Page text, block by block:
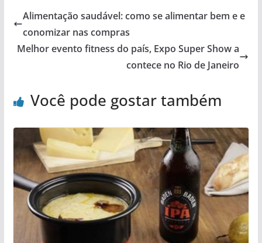
Alimentação saudável: como se alimentar bem e e
conomizar nas compras
Melhor evento fitness do país, Expo Super Show a
contece no Rio de Janeiro
Você pode gostar também